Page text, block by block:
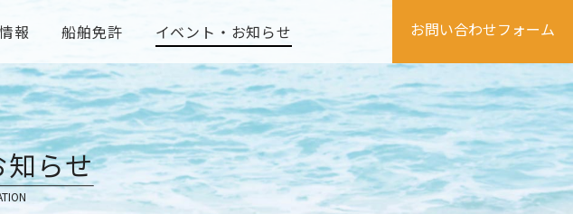
報 船舶免許 イベント・お知らせ お問い合わせフォーム
らせ